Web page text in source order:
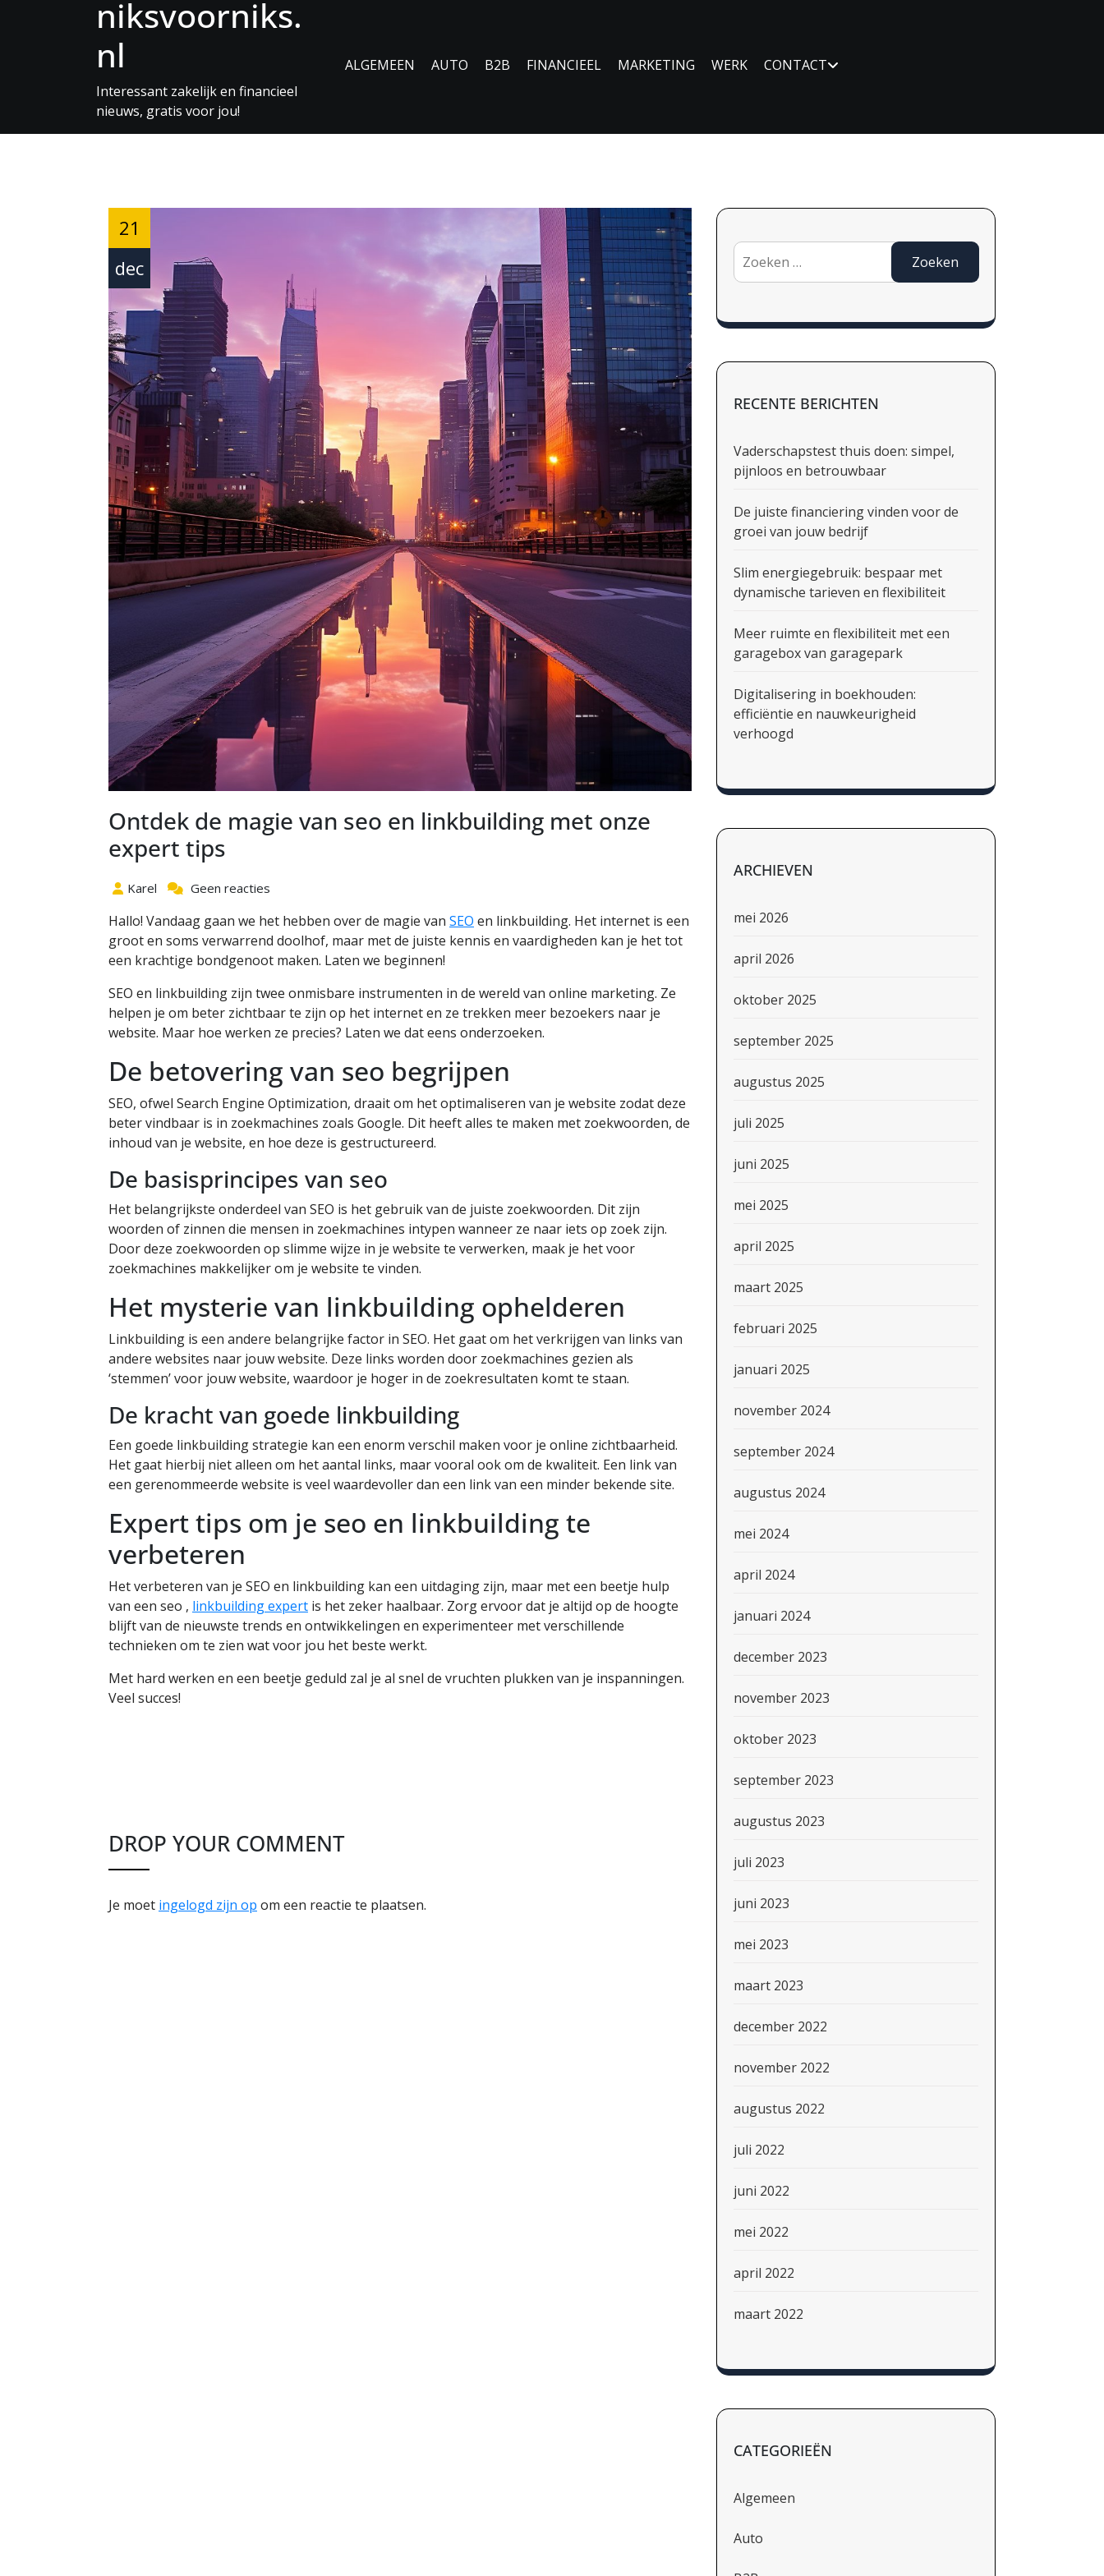
niksvoorniks.
nl
Interessant zakelijk en financieel
nieuws, gratis voor jou!
ALGEMEEN AUTO B2B FINANCIEEL MARKETING WERK CONTACT
21
dec
Ontdek de magie van seo en linkbuilding met onze
expert tips
Karel Geen reacties
Hallo! Vandaag gaan we het hebben over de magie van SEO en linkbuilding. Het internet is een
groot en soms verwarrend doolhof, maar met de juiste kennis en vaardigheden kan je het tot
een krachtige bondgenoot maken. Laten we beginnen!
SEO en linkbuilding zijn twee onmisbare instrumenten in de wereld van online marketing. Ze
helpen je om beter zichtbaar te zijn op het internet en ze trekken meer bezoekers naar je
website. Maar hoe werken ze precies? Laten we dat eens onderzoeken.
De betovering van seo begrijpen
SEO, ofwel Search Engine Optimization, draait om het optimaliseren van je website zodat deze
beter vindbaar is in zoekmachines zoals Google. Dit heeft alles te maken met zoekwoorden, de
inhoud van je website, en hoe deze is gestructureerd.
De basisprincipes van seo
Het belangrijkste onderdeel van SEO is het gebruik van de juiste zoekwoorden. Dit zijn
woorden of zinnen die mensen in zoekmachines intypen wanneer ze naar iets op zoek zijn.
Door deze zoekwoorden op slimme wijze in je website te verwerken, maak je het voor
zoekmachines makkelijker om je website te vinden.
Het mysterie van linkbuilding ophelderen
Linkbuilding is een andere belangrijke factor in SEO. Het gaat om het verkrijgen van links van
andere websites naar jouw website. Deze links worden door zoekmachines gezien als
‘stemmen’ voor jouw website, waardoor je hoger in de zoekresultaten komt te staan.
De kracht van goede linkbuilding
Een goede linkbuilding strategie kan een enorm verschil maken voor je online zichtbaarheid.
Het gaat hierbij niet alleen om het aantal links, maar vooral ook om de kwaliteit. Een link van
een gerenommeerde website is veel waardevoller dan een link van een minder bekende site.
Expert tips om je seo en linkbuilding te
verbeteren
Het verbeteren van je SEO en linkbuilding kan een uitdaging zijn, maar met een beetje hulp
van een seo , linkbuilding expert is het zeker haalbaar. Zorg ervoor dat je altijd op de hoogte
blijft van de nieuwste trends en ontwikkelingen en experimenteer met verschillende
technieken om te zien wat voor jou het beste werkt.
Met hard werken en een beetje geduld zal je al snel de vruchten plukken van je inspanningen.
Veel succes!
DROP YOUR COMMENT
Je moet ingelogd zijn op om een reactie te plaatsen.
Zoeken
naar:
RECENTE BERICHTEN
Vaderschapstest thuis doen: simpel,
pijnloos en betrouwbaar
De juiste financiering vinden voor de
groei van jouw bedrijf
Slim energiegebruik: bespaar met
dynamische tarieven en flexibiliteit
Meer ruimte en flexibiliteit met een
garagebox van garagepark
Digitalisering in boekhouden:
efficiëntie en nauwkeurigheid
verhoogd
ARCHIEVEN
mei 2026
april 2026
oktober 2025
september 2025
augustus 2025
juli 2025
juni 2025
mei 2025
april 2025
maart 2025
februari 2025
januari 2025
november 2024
september 2024
augustus 2024
mei 2024
april 2024
januari 2024
december 2023
november 2023
oktober 2023
september 2023
augustus 2023
juli 2023
juni 2023
mei 2023
maart 2023
december 2022
november 2022
augustus 2022
juli 2022
juni 2022
mei 2022
april 2022
maart 2022
CATEGORIEËN
Algemeen
Auto